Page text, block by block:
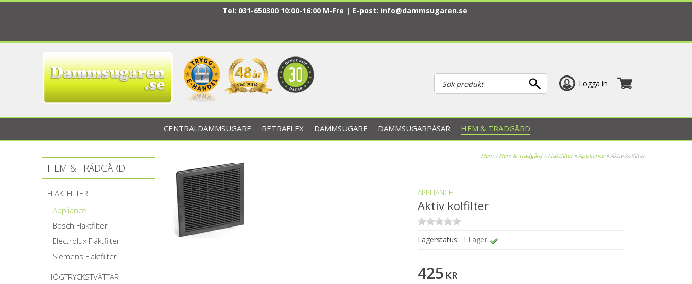
Tel: 031-650300 10:00-16:00 M-Fre | E-post: info@dammsugaren.se
Logga in
CENTRALDAMMSUGARE RETRAFLEX DAMMSUGARE DAMMSUGARPÅSAR HEM & TRÄDGÅRD
HEM & TRÄDGÅRD
FLÄKTFILTER
Appliance
Bosch Fläktfilter
Electrolux Fläktfilter
Siemens Fläktfilter
HÖGTRYCKSTVÄTTAR
Hem» Hem & Trädgård» Fläktfilter»Appliance»Aktiv kolfilter
APPLIANCE
Aktiv kolfilter
Lagerstatus: I Lager
425 KR